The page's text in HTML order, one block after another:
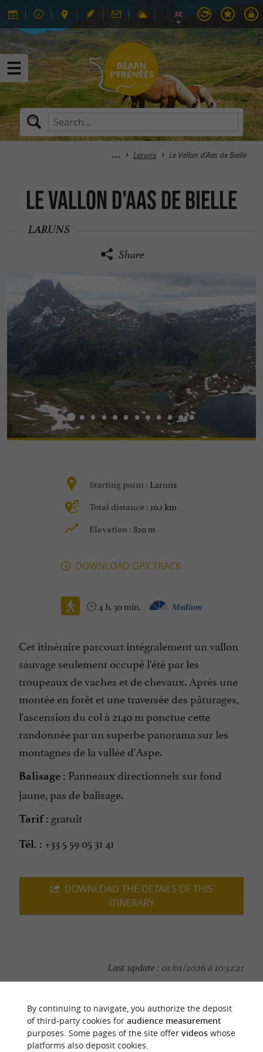
Laruns Le Vallon d'Aas de Bielle
Le Vallon d'Aas de Bielle
LARUNS
Share
Starting point : Laruns
Total distance : 10,1 km
Elevation : 820 m
DOWNLOAD GPX TRACK
4 h. 30 min. Medium
Cet itinéraire parcourt intégralement un vallon
sauvage seulement occupé l'été par les
troupeaux de vaches et de chevaux. Après une
montée en forêt et une traversée des pâturages,
l'ascension du col à 2140 m ponctue cette
randonnée par un superbe panorama sur les
montagnes de la vallée d'Aspe.
Balisage : Panneaux directionnels sur fond
jaune, pas de balisage.
Tarif : gratuit
Tél. : +33 5 59 05 31 41
DOWNLOAD THE DETAILS OF THIS
ITINERARY
Last update : 01/01/2026 à 10:32:21
Photo credit :@Sirtaqui Cf. Maison du Parc National des
Pyrénées
By continuing to navigate, you authorize the deposit
of third-party cookies for audience measurement
purposes. Some pages of the site offer videoswhose
platforms also deposit cookies.